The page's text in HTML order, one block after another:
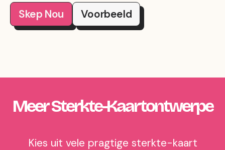
Skep Nou Voorbeeld
Meer Sterkte-Kaartontwerpe
Kies uit vele pragtige sterkte-kaart